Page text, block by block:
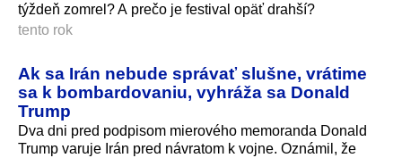
týždeň zomrel? A prečo je festival opäť drahší?
tento rok
Ak sa Irán nebude správať slušne, vrátime
sa k bombardovaniu, vyhráža sa Donald
Trump
Dva dni pred podpisom mierového memoranda Donald
Trump varuje Irán pred návratom k vojne. Oznámil, že